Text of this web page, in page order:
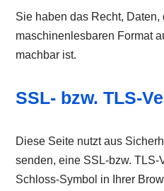
Sie haben das Recht,
maschinenlesbaren Format
machbar ist.
SSL- bzw. TLS-
Diese Seite nutzt aus
senden, eine SSL-bzw. TLS-
Schloss-Symbol in Ihrer